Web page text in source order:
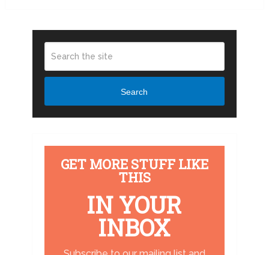
Search
GET MORE STUFF LIKE
THIS
IN YOUR
INBOX